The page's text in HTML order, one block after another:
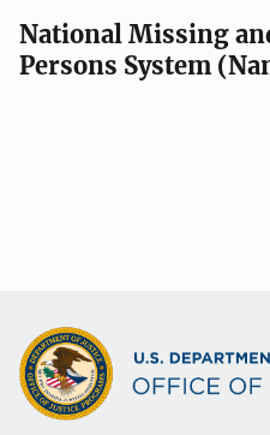
National Missing
Persons System